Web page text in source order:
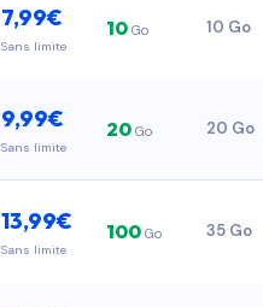
7,99€
Sans limite
10Go 10 Go
9,99€
Sans limite
20Go 20 Go
13,99€
Sans limite
100Go 35 Go